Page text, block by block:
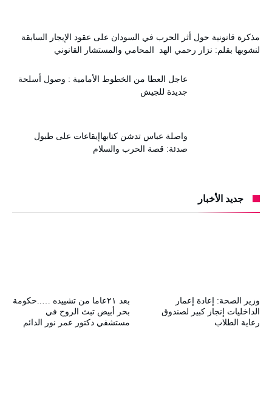
مذكرة قانونية حول أثر الحرب في السودان على عقود الإيجار السابقة
لنشوبها بقلم: نزار رحمي الهد المحامي والمستشار القانوني
عاجل العطا من الخطوط الأمامية : وصول أسلحة
جديدة للجيش
واصلة عباس تدشن كتابهاإيقاعات على طبول
صدئة: قصة الحرب والسلام
جديد الأخبار
بعد ٢١عاما من تشييده …..حكومة
بحر أبيض تبث الروح في
مستشفي دكتور عمر نور الدائم
وزير الصحة: إعادة إعمار
الداخليات إنجاز كبير لصندوق
رعاية الطلاب